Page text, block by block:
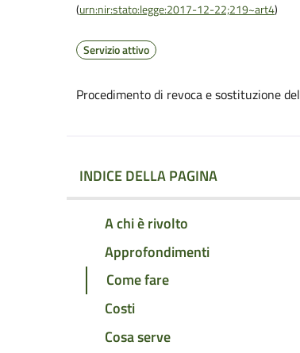
(urn:nir:stato:legge:2017-12-22;219~art4)
Servizio attivo
Procedimento di revoca e sostituzione
INDICE DELLA PAGINA
A chi è rivolto
Approfondimenti
Come fare
Costi
Cosa serve